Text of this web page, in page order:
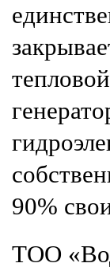
90%
ТОО